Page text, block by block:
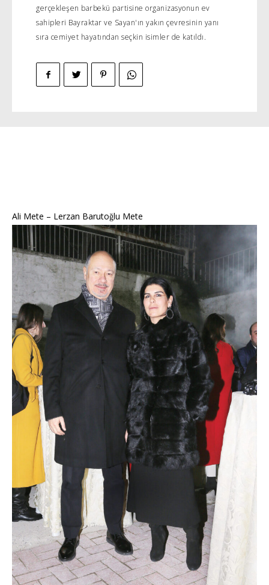
gerçekleşen barbekü partisine organizasyonun ev
sahipleri Bayraktar ve Sayan'ın yakın çevresinin yanı
sıra cemiyet hayatından seçkin isimler de katıldı.
Ali Mete – Lerzan Barutoğlu Mete